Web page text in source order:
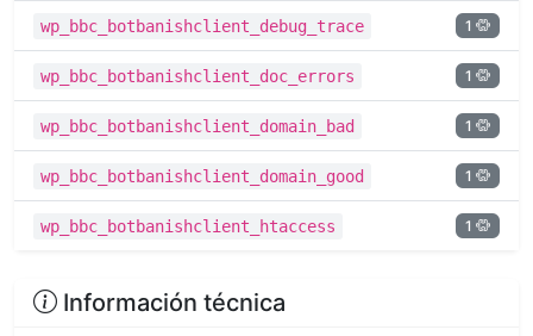
wp_bbc_botbanishclient_debug_trace 1
wp_bbc_botbanishclient_doc_errors 1
wp_bbc_botbanishclient_domain_bad 1
wp_bbc_botbanishclient_domain_good 1
wp_bbc_botbanishclient_htaccess 1
Información técnica